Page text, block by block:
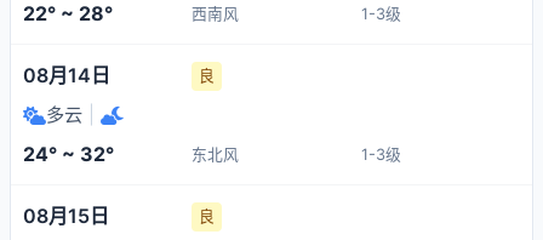
22° ~ 28° 西南风 1-3级
08月14日 良
多云
24° ~ 32° 东北风 1-3级
08月15日 良